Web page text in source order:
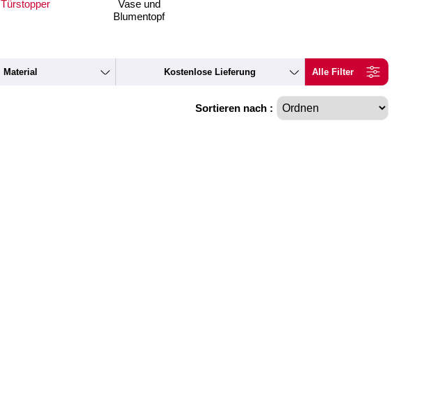
Türstopper
Vase und
Blumentopf
Material Kostenlose Lieferung Alle Filter
Sortieren nach :